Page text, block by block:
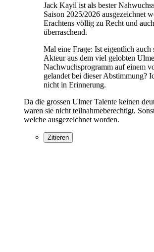
Jack Kayil ist als bester
Saison 2025/2026 ausgezeichnet
Erachtens völlig zu Recht und
überraschend.
Mal eine Frage: Ist eigentlich auch
Akteur aus dem viel gelobten
Nachwuchsprogramm auf einem
gelandet bei dieser Abstimmung?
nicht in Erinnerung.
Da die grossen Ulmer Talente keinen
waren sie nicht teilnahmeberechtigt.
welche ausgezeichnet worden.
Zitieren